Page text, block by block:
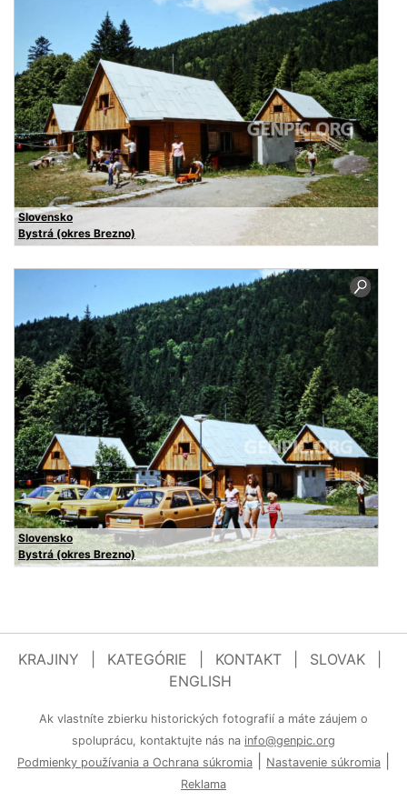
Slovensko
Bystrá (okres Brezno)
Slovensko
Bystrá (okres Brezno)
KRAJINY KATEGÓRIE KONTAKT SLOVAK
ENGLISH
Ak vlastníte zbierku historických fotografií a máte záujem o
spoluprácu, kontaktujte nás na info@genpic.org
Podmienky používania a Ochrana súkromia
Nastavenie súkromia
Reklama